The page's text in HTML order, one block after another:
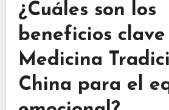
¿Cuáles son los
beneficios
Medicina
China para el